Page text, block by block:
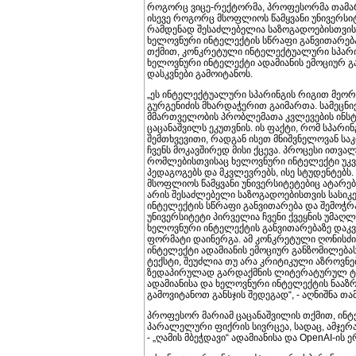
როგორც ვიცე-რექტორმა, პროფესორმა
ისევე როგორც მსოფლიოს წამყვანი
რამდენად შესაძლებელია
ხელოვნური ინტელექტის სწრაფი
თქმით, კონკრეტული ინტელექტუალური
ხელოვნური ინტელექტი ადამიანის ემოციურ
დასკვნები გამოიტანოს.
„ეს ინტელექტუალური სპარინგის რიგით
გურგენიძის მხარდაჭერით გაიმართა.
მმართველობის პრობლემათა კვლევების
ცაცანაშვილს ეკუთვნის. ის ფაქტი, რომ
შემთხვევითი, რადგან ისეთ მნიშვნელოვან
ჩვენს მოკავშირედ მისი ქცევა. პროცესი
რომლებისთვისაც ხელოვნური ინტელექტი
პედაგოგებს და მკვლევრებს, ისე
მსოფლიოს წამყვანი უნივერსიტეტებიც
არის შესაძლებელი საზოგადოებისთვის
ინტელექტის სწრაფი განვითარება და
უნივერსიტეტი პირველია ჩვენი ქვეყნის
ხელოვნური ინტელექტის განვითარებაზე
ფორმატი დაინერგა. ამ კონკრეტული
ინტელექტი ადამიანის ემოციურ
ტექსტი, შეუძლია თუ არა კრიტიკული
ზედაპირულად გარდაქმნის ლიტერატურულ
ადამიანისა და ხელოვნური ინტელექტის
გამოვიტანოთ განსჯის შედეგად“, - აღნიშნა
პროფესორ მარიამ ცაცანაშვილის თქმით,
პარალელური ფიქრის სივრცეა, სადაც,
- „ღამის მბეჭდავი“ ადამიანისა და OpenAI-